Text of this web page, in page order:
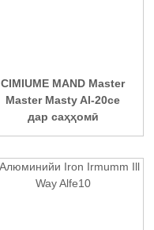
CIMIUME MAND Master
Master Masty Al-20ce
дар саҳҳомӣ